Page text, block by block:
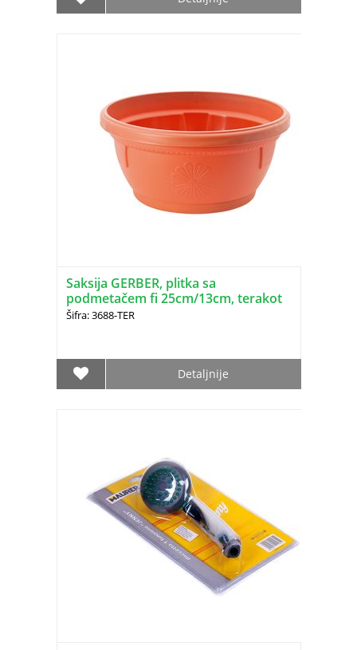
Saksija GERBER, plitka sa
podmetačem fi 25cm/13cm, terakot
DRINA
Šifra: 3688-TER
Detaljnije